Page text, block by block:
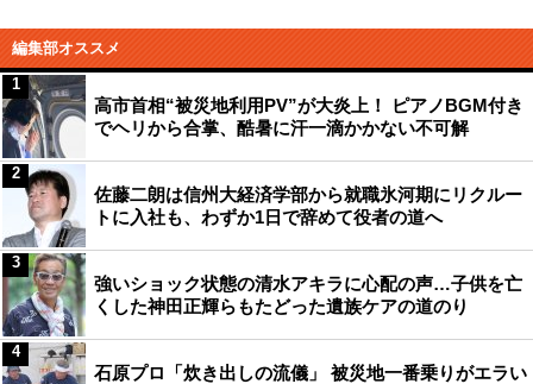
編集部オススメ
高市首相“被災地利用PV”が大炎上！ ピアノBGM付き
でヘリから合掌、酷暑に汗一滴かかない不可解
1
佐藤二朗は信州大経済学部から就職氷河期にリクルー
トに入社も、わずか1日で辞めて役者の道へ
2
強いショック状態の清水アキラに心配の声…子供を亡
くした神田正輝らもたどった遺族ケアの道のり
3
石原プロ「炊き出しの流儀」 被災地一番乗りがエラい
4